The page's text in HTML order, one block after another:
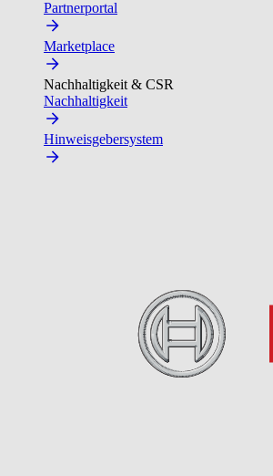
Partnerportal
Marketplace
Nachhaltigkeit & CSR
Nachhaltigkeit
Hinweisgebersystem